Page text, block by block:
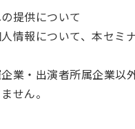
供について
情報について、本セミ
業・出演者所属企業以
せん。